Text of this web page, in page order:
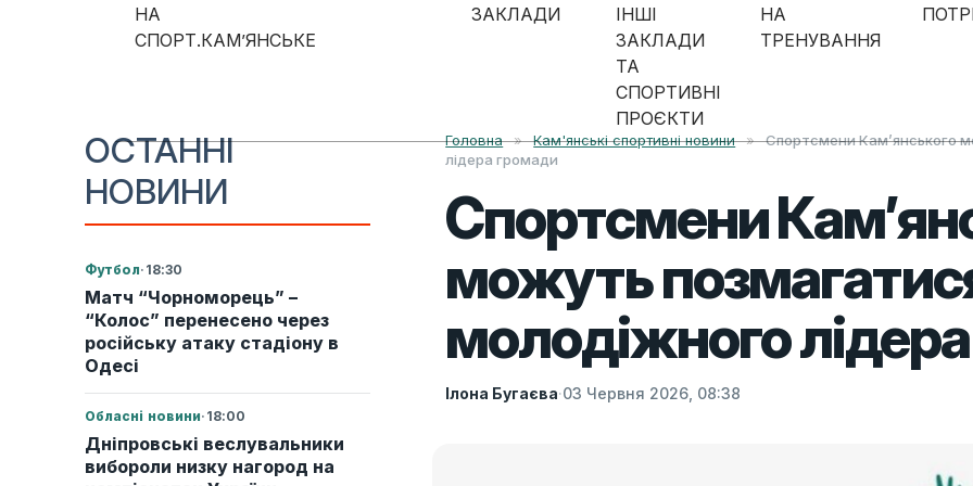
Skip to content
НА
СПОРТ.КАМ’ЯНСЬКЕ
ЗАКЛАДИ
ІНШІ
ЗАКЛАДИ
ТА
СПОРТИВНІ
ПРОЄКТИ
НА
ТРЕНУВАННЯ
ОСТАННІ
НОВИНИ
Футбол· 18:30
Матч “Чорноморець” –
“Колос” перенесено через
російську атаку стадіону в
Одесі
Обласні новини· 18:00
Дніпровські веслувальники
вибороли низку нагород на
Головна » Кам'янські спортивні новини » Спортсмени Кам’янського
лідера громади
Спортсмени
можуть
молодіжного
Ілона Бугаєва·03 Червня 2026, 08:38